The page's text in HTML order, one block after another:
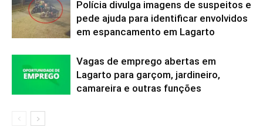
Polícia divulga imagens de suspeitos e
pede ajuda para identificar envolvidos
em espancamento em Lagarto
Vagas de emprego abertas em
Lagarto para garçom, jardineiro,
camareira e outras funções